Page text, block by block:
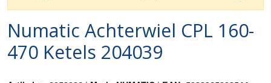
Numatic Achterwiel CPL 160-
470 Ketels 204039